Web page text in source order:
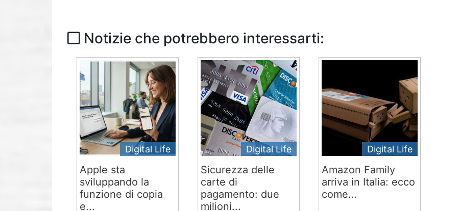
Notizie che potrebbero interessarti:
Digital Life
Apple sta
sviluppando la
funzione di copia
e...
Digital Life
Sicurezza delle
carte di
pagamento: due
milioni...
Digital Life
Amazon Family
arriva in Italia: ecco
come...